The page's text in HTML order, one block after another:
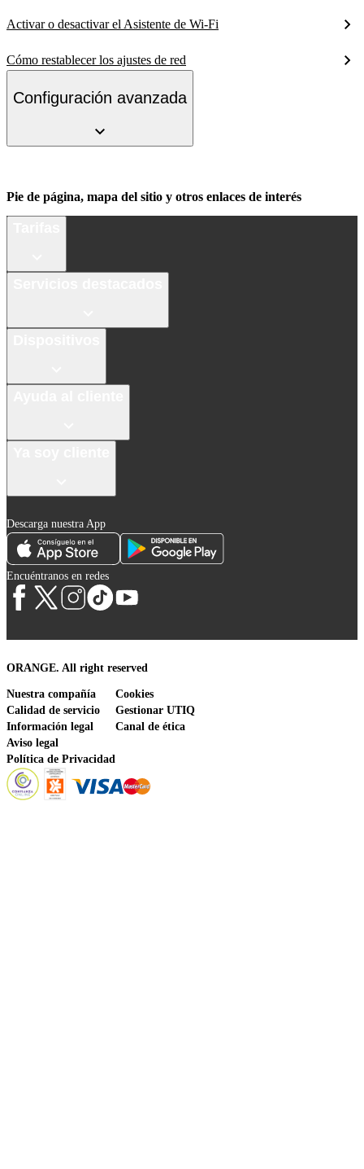
Activar o desactivar el Asistente de Wi-Fi
Cómo restablecer los ajustes de red
Configuración avanzada
Pie de página, mapa del sitio y otros enlaces de interés
Descarga nuestra App
Encuéntranos en redes
ORANGE. All right reserved
Nuestra compañía
Calidad de servicio
Información legal
Aviso legal
Política de Privacidad
Cookies
Gestionar UTIQ
Canal de ética